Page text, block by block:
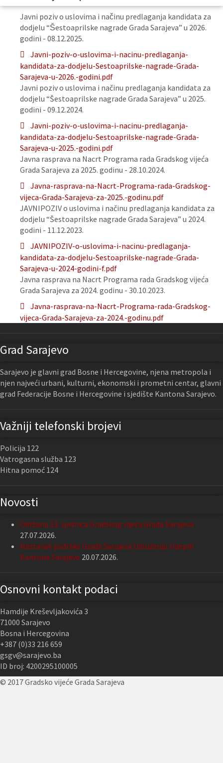
Javni poziv o uslovima i načinu predlaganja kandidata za
dodjelu “Šestoaprilske nagrade Grada Sarajeva” u 2026.
godini - 08.12.2025.
Javni-poziv-o-uslovima-i-nacinu-predlaganja-
kandidata-za-dodjelu-Sestoaprilske-nagrade-Grada-
Sarajeva-u-2026.-godini.pdf
Javni poziv o uslovima i načinu predlaganja kandidata za
dodjelu “Šestoaprilske nagrade Grada Sarajeva” u 2025.
godini - 09.12.2024.
Javni-poziv-o-uslovima-i-nacinu-predlaganja-
kandidata-za-dodjelu-Sestoaprilske-nagrade-Grada-
Sarajeva-u-2025.-godini.pdf
Javna rasprava na Nacrt Programa rada Gradskog vijeća
Grada Sarajeva za 2025. godinu - 28.10.2024.
Javna-rasprava-na-Nacrt-Programa-rada-Gradskog-
vijeca-Grada-Sarajeva-za-2025.-godinu.pdf
JAVNIPOZIV o uslovima i načinu predlaganja kandidata za
dodjelu “Šestoaprilske nagrade Grada Sarajeva” u 2024.
godini - 11.12.2023.
JAVNIPOZIV-o-uslovima-i-nacinu-predlaganja-
kandidata-za-dodjelu-Sestoaprilske-nagrade-Grada-
Sarajeva-u-2024-godini-f.pdf
Javna rasprava na Nacrt Programa rada Gradskog vijeća
Grada Sarajeva za 2024. godinu - 30.10.2023.
Javna-rasprava-na-Nacrt-Programa-rada-Gradskog-
vijeca-Grada-Sarajeva-za-2024.-godinu.pdf
Grad Sarajevo
Sarajevo je glavni grad Bosne i Hercegovine, njena metropola i
njen najveći urbani, kulturni, ekonomski i prometni centar, glavni
grad Federacije Bosne i Hercegovine i sjedište Kantona Sarajevo.
Važniji telefonski brojevi
Policija 122
Vatrogasna služba 123
Hitna pomoć 124
Novosti
Održana 13. sjednica Gradskog vijeća Grada Sarajeva
27.07.2026.
Nastavak podrške Grada Sarajeva Udruženju slijepih
Kantona Sarajevo 20.07.2026.
Osnovni kontakt podaci
Hamdije Kreševljakovića 3
71000 Sarajevo
Bosna i Hercegovina
+387 (0)33 216 659
gsgv@sarajevo.ba
ID broj: 4200295100005
© 2017 Gradsko vijeće Grada Sarajeva